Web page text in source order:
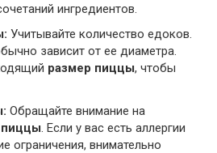
ингредиентов.
Учитывайте количество едоков.
зависит от ее диаметра.
размер пиццы, чтобы
Обращайте внимание на
. Если у вас есть аллергии
ограничения, внимательно